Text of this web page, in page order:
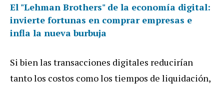
El "Lehman Brothers" de la economía digital:
invierte fortunas en comprar empresas e
infla la nueva burbuja
Si bien las transacciones digitales reducirían
tanto los costos como los tiempos de liquidación,